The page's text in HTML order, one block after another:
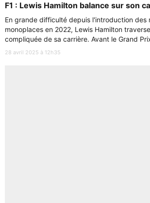
F1 : Lewis Hamilton balance sur son
En grande difficulté depuis l'introduction des
monoplaces en 2022, Lewis Hamilton
compliquée de sa carrière. Avant le Grand
28 avril 2025 à 12h35